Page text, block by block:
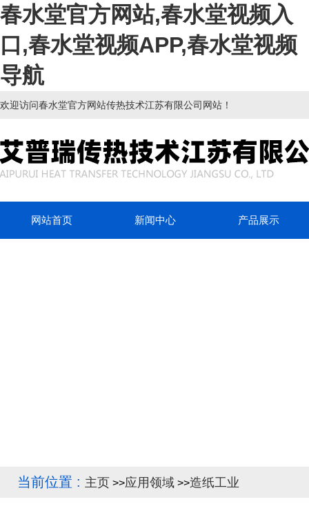
春水堂官方网站,春水堂视频入
口,春水堂视频APP,春水堂视频
导航
欢迎访问春水堂官方网站传热技术江苏有限公司网站！
网站首页 新闻中心 产品展示
当前位置 : 主页 >>应用领域 >>造纸工业